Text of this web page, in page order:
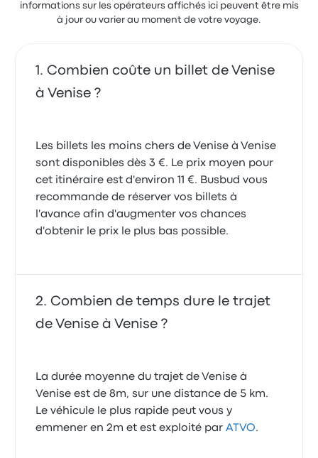
informations sur les opérateurs affichés ici peuvent être mis
à jour ou varier au moment de votre voyage.
Combien coûte un billet de Venise
à Venise ?
Les billets les moins chers de Venise à Venise
sont disponibles dès 3 €. Le prix moyen pour
cet itinéraire est d'environ 11 €. Busbud vous
recommande de réserver vos billets à
l'avance afin d'augmenter vos chances
d'obtenir le prix le plus bas possible.
Combien de temps dure le trajet
de Venise à Venise ?
La durée moyenne du trajet de Venise à
Venise est de 8m, sur une distance de 5 km.
Le véhicule le plus rapide peut vous y
emmener en 2m et est exploité parATVO.